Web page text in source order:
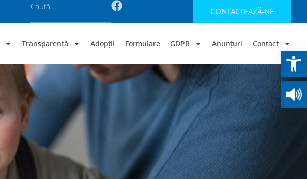
CONTACTEAZĂ-NE
Transparență Adopții Formulare GDPR Anunțuri Contact